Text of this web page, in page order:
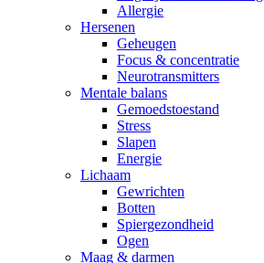
Allergie
Hersenen
Geheugen
Focus & concentratie
Neurotransmitters
Mentale balans
Gemoedstoestand
Stress
Slapen
Energie
Lichaam
Gewrichten
Botten
Spiergezondheid
Ogen
Maag & darmen